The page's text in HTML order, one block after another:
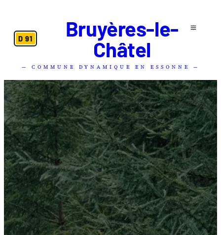
D 91
Bruyères-le-
Châtel
— COMMUNE DYNAMIQUE EN ESSONNE —